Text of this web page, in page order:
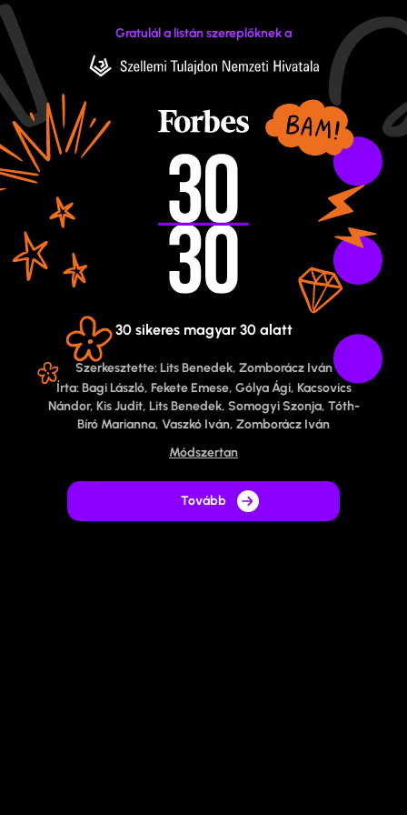
Gratulál a listán szereplőknek a
30 sikeres magyar 30 alatt
Szerkesztette: Lits Benedek, Zomborácz Iván
Írta: Bagi László, Fekete Emese, Gólya Ági, Kacsovics
Nándor, Kis Judit, Lits Benedek, Somogyi Szonja, Tóth-
Bíró Marianna, Vaszkó Iván, Zomborácz Iván
Módszertan
Tovább